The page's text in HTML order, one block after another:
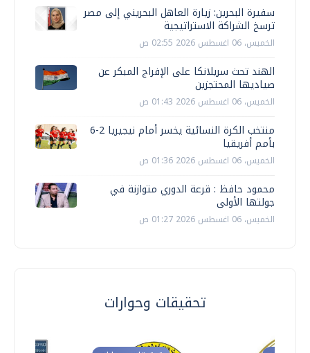
سفيرة البحرين: زيارة العاهل البحريني إلى مصر
ترسخ الشراكة الاستراتيجية
الخميس، 06 اغسطس 2026 02:55 ص
الهند تحث سريلانكا على الإفراج المبكر عن
صياديها المحتجزين
الخميس، 06 اغسطس 2026 01:43 ص
منتخب الكرة النسائية يخسر أمام نيجيريا 2-6
بأمم أفريقيا
الخميس، 06 اغسطس 2026 01:36 ص
محمود حافظ : قرعة الدوري متوازنة في
جولتها الأولى
الخميس، 06 اغسطس 2026 01:27 ص
تحقيقات وحوارات